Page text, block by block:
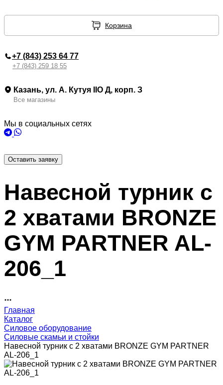
Корзина
+7 (843) 253 64 77
+7 (843) 259 18 55
Казань, ул. А. Кутуя IIO Д, корп. З
Все магазины
Мы в социальных сетях
Оставить заявку
Навесной турник с
2 хватами BRONZE
GYM PARTNER AL-
206_1
Главная
Каталог
Силовое оборудование
Силовые скамьи и стойки
Навесной турник с 2 хватами BRONZE GYM PARTNER
AL-206_1